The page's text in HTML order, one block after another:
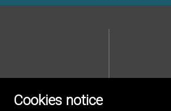
Cookies notice